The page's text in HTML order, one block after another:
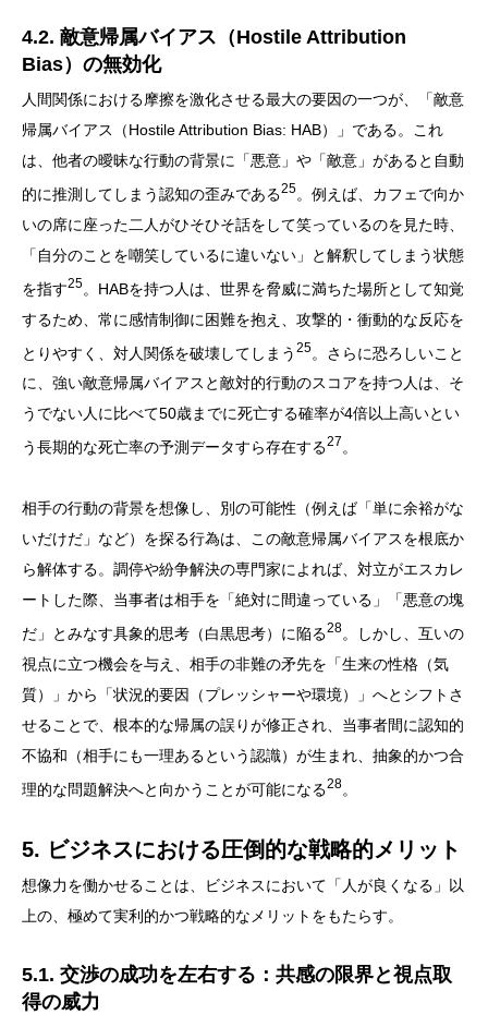
4.2. 敵意帰属バイアス（Hostile Attribution
Bias）の無効化
人間関係における摩擦を激化させる最大の要因の一つが、「敵意
帰属バイアス（Hostile Attribution Bias: HAB）」である。これ
は、他者の曖昧な行動の背景に「悪意」や「敵意」があると自動
的に推測してしまう認知の歪みである25。例えば、カフェで向か
いの席に座った二人がひそひそ話をして笑っているのを見た時、
「自分のことを嘲笑しているに違いない」と解釈してしまう状態
を指す25。HABを持つ人は、世界を脅威に満ちた場所として知覚
するため、常に感情制御に困難を抱え、攻撃的・衝動的な反応を
とりやすく、対人関係を破壊してしまう 25。さらに恐ろしいこと
に、強い敵意帰属バイアスと敵対的行動のスコアを持つ人は、そ
うでない人に比べて50歳までに死亡する確率が4倍以上高いとい
う長期的な死亡率の予測データすら存在する27 。
相手の行動の背景を想像し、別の可能性（例えば「単に余裕がな
いだけだ」など）を探る行為は、この敵意帰属バイアスを根底か
ら解体する。調停や紛争解決の専門家によれば、対立がエスカレ
ートした際、当事者は相手を「絶対に間違っている」「悪意の塊
だ」とみなす具象的思考（白黒思考）に陥る28。しかし、互いの
視点に立つ機会を与え、相手の非難の矛先を「生来の性格（気
質）」から「状況的要因（プレッシャーや環境）」へとシフトさ
せることで、根本的な帰属の誤りが修正され、当事者間に認知的
不協和（相手にも一理あるという認識）が生まれ、抽象的かつ合
理的な問題解決へと向かうことが可能になる28。
5. ビジネスにおける圧倒的な戦略的メリット
想像力を働かせることは、ビジネスにおいて「人が良くなる」以
上の、極めて実利的かつ戦略的なメリットをもたらす。
5.1. 交渉の成功を左右する：共感の限界と視点取
得の威力